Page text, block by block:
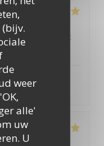
weer
alle'
uw
U
4 /5 Kwaliteit / Prijs
:
produit !